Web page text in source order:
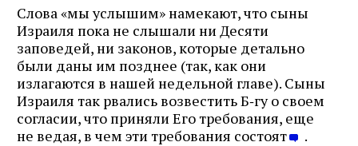
Слова «мы услышим» намекают, что сыны
Израиля пока не слышали ни Десяти
заповедей, ни законов, которые детально
были даны им позднее (так, как они
излагаются в нашей недельной главе). Сыны
Израиля так рвались возвестить Б‑гу о своем
согласии, что приняли Его требования, еще
не ведая, в чем эти требования состоят
.